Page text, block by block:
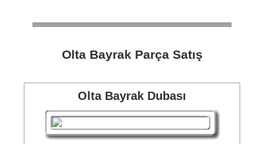
Olta Bayrak Parça Satış
Olta Bayrak Dubası